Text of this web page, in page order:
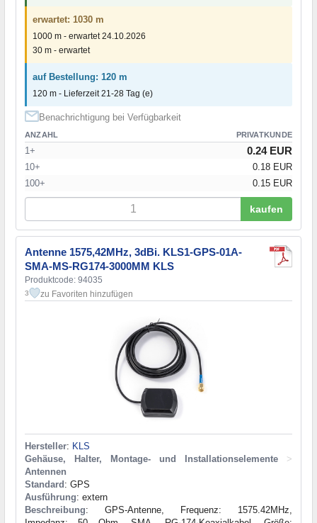
erwartet: 1030 m
1000 m - erwartet 24.10.2026
30 m - erwartet
auf Bestellung: 120 m
120 m - Lieferzeit 21-28 Tag (e)
Benachrichtigung bei Verfügbarkeit
ANZAHL PRIVATKUNDE
1+ 0.24 EUR
10+
0.18 EUR
100+
0.15 EUR
kaufen
Antenne 1575,42MHz, 3dBi. KLS1-GPS-01A-
SMA-MS-RG174-3000MM KLS
Produktcode: 94035
3 zu Favoriten hinzufügen
Hersteller: KLS
Gehäuse, Halter, Montage- und Installationselemente
>
Antennen
Standard: GPS
Ausführung: extern
Beschreibung: GPS-Antenne, Frequenz: 1575.42MHz,